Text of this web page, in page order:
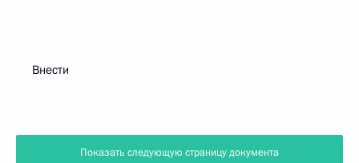
Внести
Показать следующую страницу документа